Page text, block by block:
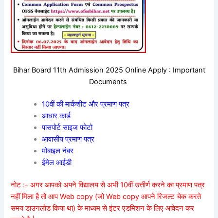
Bihar Board 11th Admission 2025 Online Apply : Important
Documents
10वीं की मार्कशीट और प्रमाण पत्र
आधार कार्ड
पासपोर्ट साइज फोटो
आवासीय प्रमाण पत्र
मोबाइल नंबर
ईमेल आईडी
नोट :- अगर आपको अपने विद्यालय से अभी 10वीं उत्तीर्ण करने का प्रमाण पत्र
नहीं मिला है तो आप Web copy (जो Web copy आपने रिजल्ट चेक करते
समय डाउनलोड किया था) के माध्यम से इंटर एडमिशन के लिए आवेदन कर